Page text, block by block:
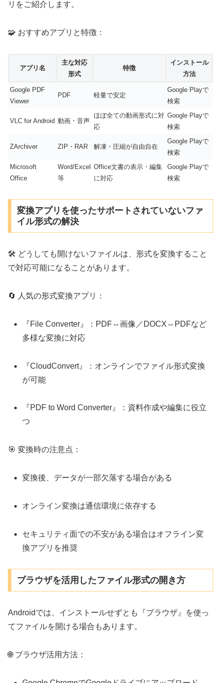
リをご紹介します。
🧩 おすすめアプリと特徴：
アプリ名
主な対応
形式
特徴
インストール
方法
Google PDF
Viewer
PDF 軽量で安定
Google Playで
検索
VLC for Android 動画・音声
ほぼ全ての動画形式に対
応
Google Playで
検索
ZArchiver ZIP・RAR 解凍・圧縮が自由自在
Google Playで
検索
Microsoft
Office
Word/Excel
等
Office文書の表示・編集
に対応
Google Playで
検索
変換アプリを使ったサポートされていないファ
イル形式の解決
🛠️ どうしても開けないファイルは、形式を変換すること
で対応可能になることがあります。
🔄 人気の形式変換アプリ：
『File Converter』：PDF⇔画像／DOCX⇔PDFなど
多様な変換に対応
『CloudConvert』：オンラインでファイル形式変換
が可能
『PDF to Word Converter』：資料作成や編集に役立
つ
🎯 変換時の注意点：
変換後、データが一部欠落する場合がある
オンライン変換は通信環境に依存する
セキュリティ面での不安がある場合はオフライン変
換アプリを推奨
ブラウザを活用したファイル形式の開き方
Androidでは、インストールせずとも『ブラウザ』を使っ
てファイルを開ける場合もあります。
🌐 ブラウザ活用方法：